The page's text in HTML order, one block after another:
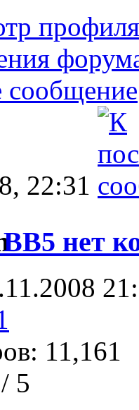
профиля
сообщение
22:31
нет
11,161
5